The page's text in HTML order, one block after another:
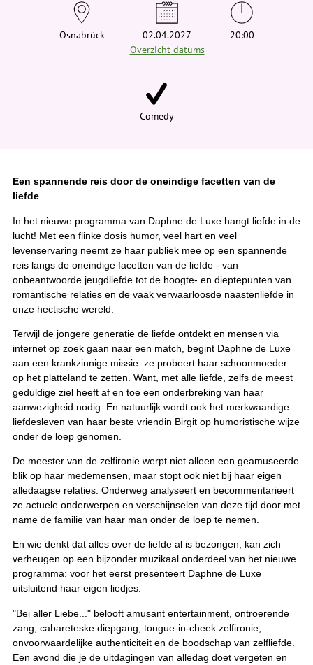
Osnabrück
02.04.2027
Overzicht datums
20:00
Comedy
Een spannende reis door de oneindige facetten van de
liefde
In het nieuwe programma van Daphne de Luxe hangt liefde in de
lucht! Met een flinke dosis humor, veel hart en veel
levenservaring neemt ze haar publiek mee op een spannende
reis langs de oneindige facetten van de liefde - van
onbeantwoorde jeugdliefde tot de hoogte- en dieptepunten van
romantische relaties en de vaak verwaarloosde naastenliefde in
onze hectische wereld.
Terwijl de jongere generatie de liefde ontdekt en mensen via
internet op zoek gaan naar een match, begint Daphne de Luxe
aan een krankzinnige missie: ze probeert haar schoonmoeder
op het platteland te zetten. Want, met alle liefde, zelfs de meest
geduldige ziel heeft af en toe een onderbreking van haar
aanwezigheid nodig. En natuurlijk wordt ook het merkwaardige
liefdesleven van haar beste vriendin Birgit op humoristische wijze
onder de loep genomen.
De meester van de zelfironie werpt niet alleen een geamuseerde
blik op haar medemensen, maar stopt ook niet bij haar eigen
alledaagse relaties. Onderweg analyseert en becommentarieert
ze actuele onderwerpen en verschijnselen van deze tijd door met
name de familie van haar man onder de loep te nemen.
En wie denkt dat alles over de liefde al is bezongen, kan zich
verheugen op een bijzonder muzikaal onderdeel van het nieuwe
programma: voor het eerst presenteert Daphne de Luxe
uitsluitend haar eigen liedjes.
"Bei aller Liebe..." belooft amusant entertainment, ontroerende
zang, cabareteske diepgang, tongue-in-cheek zelfironie,
onvoorwaardelijke authenticiteit en de boodschap van zelfliefde.
Een avond die je de uitdagingen van alledag doet vergeten en